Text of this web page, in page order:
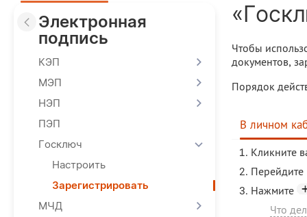
Электронная
подпись
КЭП
МЭП
НЭП
ПЭП
Госключ
Настроить
Зарегистрировать
МЧД
Чтобы
документов,
Порядок
В личном
Кликните
Перейдите
Нажмите
Что